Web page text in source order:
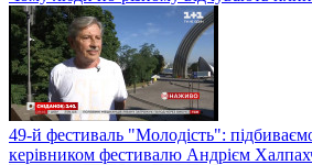
49-й фестиваль "Молодість":
керівником фестивалю Андрієм